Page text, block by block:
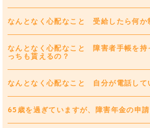
なんとなく心配なこと 受給したら何か
なんとなく心配なこと 障害者手帳を持
っちも貰えるの？
なんとなく心配なこと 自分が電話して
65歳を過ぎていますが、障害年金の申請